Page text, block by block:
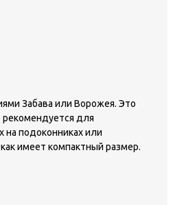
Забава или Ворожея. Это
для
на подоконниках или
имеет компактный размер.